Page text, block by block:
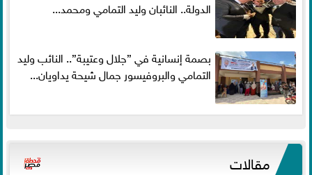
الدولة.. النائبان وليد التمامي ومحمد...
بصمة إنسانية في ”جلال وعتيبة”.. النائب وليد
التمامي والبروفيسور جمال شيحة يداويان...
مقالات